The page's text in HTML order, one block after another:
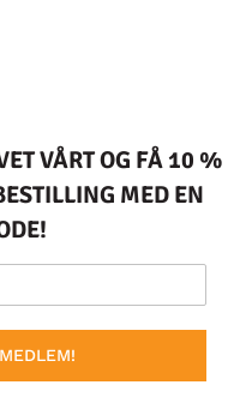
VÅRT OG FÅ 10 %
MED EN